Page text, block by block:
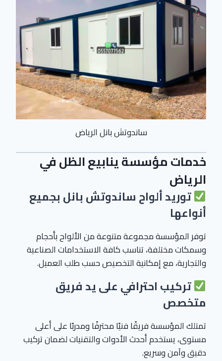
ساندوتش بانل الرياض
خدمات مؤسسة ينابيع الظل في
الرياض
توريد ألواح ساندوتش بانل بجميع
أنواعها
توفر المؤسسة مجموعة متنوعة من الألواح بأحجام
وسمكات مختلفة، تناسب كافة الاستخدامات الصناعية
والتجارية، مع إمكانية التخصيص حسب طلب العميل.
تركيب احترافي على يد فريق
متخصص
تمتلك المؤسسة فريقًا فنيًا محترفًا ومدربًا على أعلى
مستوى، يستخدم أحدث الأدوات والتقنيات لضمان تركيب
دقيق وآمن وسريع.